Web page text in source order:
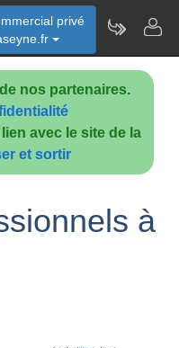
nos partenaires.
avec le site de la
et sortir
privé
à